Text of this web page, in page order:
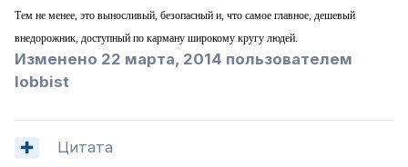
Тем не менее, это выносливый, безопасный и, что самое главное, дешевый
внедорожник, доступный по карману широкому кругу людей.
Изменено 22 марта, 2014 пользователем
lobbist
Цитата